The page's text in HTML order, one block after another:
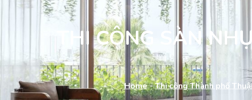
THI CÔNG SÀN
Home-Thi công Thành phố